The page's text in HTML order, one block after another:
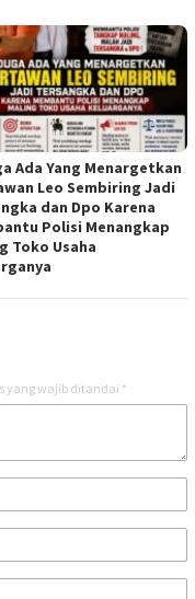
Ada Yang Menargetkan
Leo Sembiring Jadi
dan Dpo Karena
Polisi Menangkap
Toko Usaha
yang wajib ditandai *